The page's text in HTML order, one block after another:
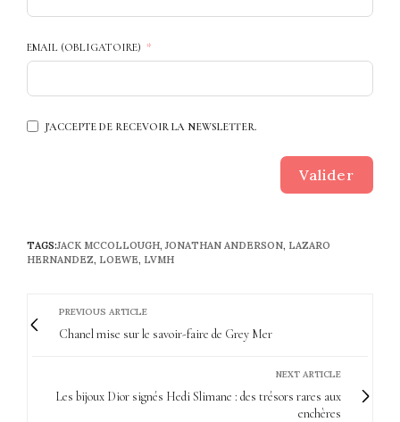
EMAIL (OBLIGATOIRE)
J'ACCEPTE DE RECEVOIR LA NEWSLETTER.
Valider
TAGS:JACK MCCOLLOUGH,JONATHAN ANDERSON, LAZARO
HERNANDEZ, LOEWE, LVMH
PREVIOUS ARTICLE
Chanel mise sur le savoir-faire de Grey Mer
NEXT ARTICLE
Les bijoux Dior signés Hedi Slimane : des trésors rares aux
enchères